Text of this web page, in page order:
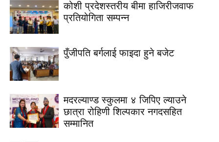
कोशी प्रदेशस्तरीय बीमा हाजिरीजवाफ
प्रतियोगिता सम्पन्न
पुँजीपति बर्गलाई फाइदा हुने बजेट
मदरल्याण्ड स्कुलमा ४ जिपिए ल्याउने
छात्रा रोहिणी शिल्पकार नगदसहित
सम्मानित